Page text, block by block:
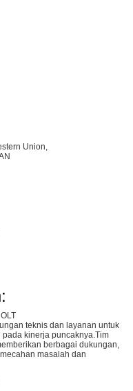
Union,
teknis dan layanan untuk
kinerja puncaknya.Tim
berbagai dukungan,
masalah dan